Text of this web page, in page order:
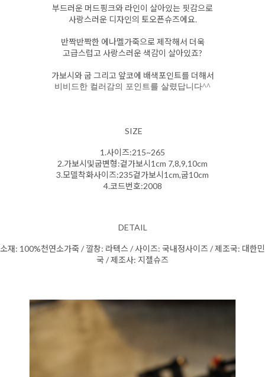
부드러운 머드핑크와 라인이 살아있는 핏감으로
사랑스러운 디자인의 토오픈슈즈에요.
반짝반짝한 에나멜가죽으로 제작해서 더욱
고급스럽고 사랑스러운 색감이 살아있죠?
가보시와 굽 그리고 앞코에 배색포인트를 더해서
비비드한 컬러감의 포인트를 살렸답니다^^
SIZE
1.사이즈:215~265
2.가보시및굽변형:겉가보시1cm 7,8,9,10cm
3.모델착화사이즈:235겉가보시1cm,굽10cm
4.코드번호:2008
DETAIL
소재: 100%천연소가죽 / 깔창: 라텍스 / 사이즈: 국내정사이즈 / 제조국: 대한민
국 / 제조사: 지젤슈즈